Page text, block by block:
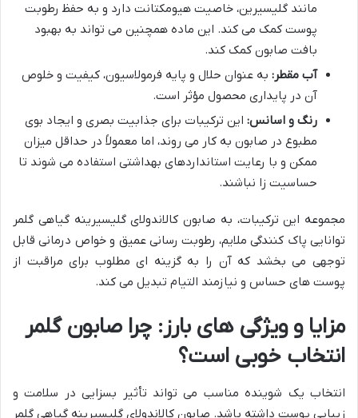
مانند گلیسیرین، خاصیت هیومکتانت دارد و به حفظ رطوبت
پوست کمک می کند. این ماده همچنین می تواند به بهبود
بافت صابون کمک کند.
آب مقطر: به عنوان حلال و پایه فرمولاسیون، کیفیت و خلوص
آن در پایداری محصول مؤثر است.
رنگ و اسانس: این ترکیبات برای جذابیت بصری و ایجاد بوی
مطبوع در صابون به کار می روند، اما معمولاً در حداقل میزان
ممکن و با رعایت استانداردهای بهداشتی استفاده می شوند تا
حساسیت زا نباشند.
مجموعه این ترکیبات، به صابون کالاندولای گلیسیرینه گیاهی گلمر
توانایی پاک کنندگی ملایم، رطوبت رسانی عمیق و خواص درمانی قابل
توجهی می بخشد که آن را به گزینه ای مطلوب برای مراقبت از
پوست های حساس و نیازمند التیام تبدیل می کند.
مزایا و ویژگی های بارز: چرا صابون گلمر
انتخاب خوبی است؟
انتخاب یک شوینده مناسب می تواند تأثیر بسزایی در سلامت و
زیبایی پوست داشته باشد. صابون کالاندولای گلیسیرینه گیاهی گلمر